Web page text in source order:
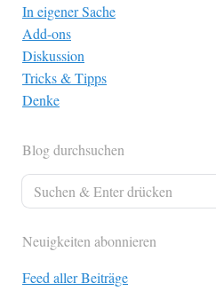
In eigener Sache
Add-ons
Diskussion
Tricks & Tipps
Denke
Blog durchsuchen
Neuigkeiten abonnieren
Feed aller Beiträge